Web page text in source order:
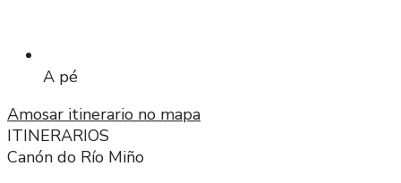
A pé
Amosar itinerario no mapa
ITINERARIOS
Canón do Río Miño